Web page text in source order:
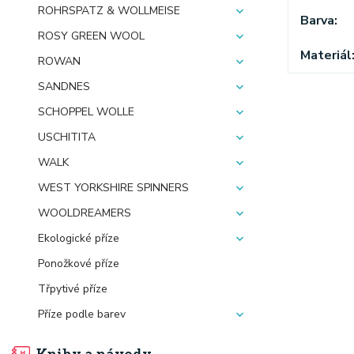
ROHRSPATZ & WOLLMEISE
ROSY GREEN WOOL
ROWAN
SANDNES
SCHOPPEL WOLLE
USCHITITA
WALK
WEST YORKSHIRE SPINNERS
WOOLDREAMERS
Ekologické příze
Ponožkové příze
Třpytivé příze
Příze podle barev
Barva
Materiál